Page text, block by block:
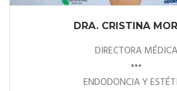
DRA. CRISTINA
DIRECTORA MÉDICA
•••
ENDODONCIA Y